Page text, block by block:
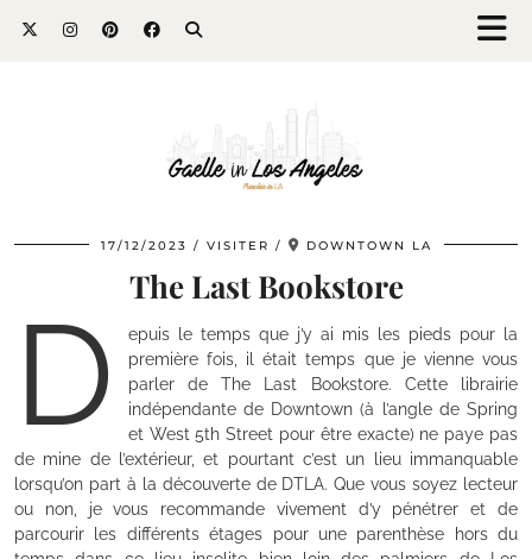
17/12/2023 VISITER DOWNTOWN LA
The Last Bookstore
D
epuis le temps que j’y ai mis les pieds pour la
première fois, il était temps que je vienne vous
parler de The Last Bookstore. Cette librairie
indépendante de Downtown (à l’angle de Spring
et West 5th Street pour être exacte) ne paye pas
de mine de l’extérieur, et pourtant c’est un lieu immanquable
lorsqu’on part à la découverte de DTLA. Que vous soyez lecteur
ou non, je vous recommande vivement d’y pénétrer et de
parcourir les différents étages pour une parenthèse hors du